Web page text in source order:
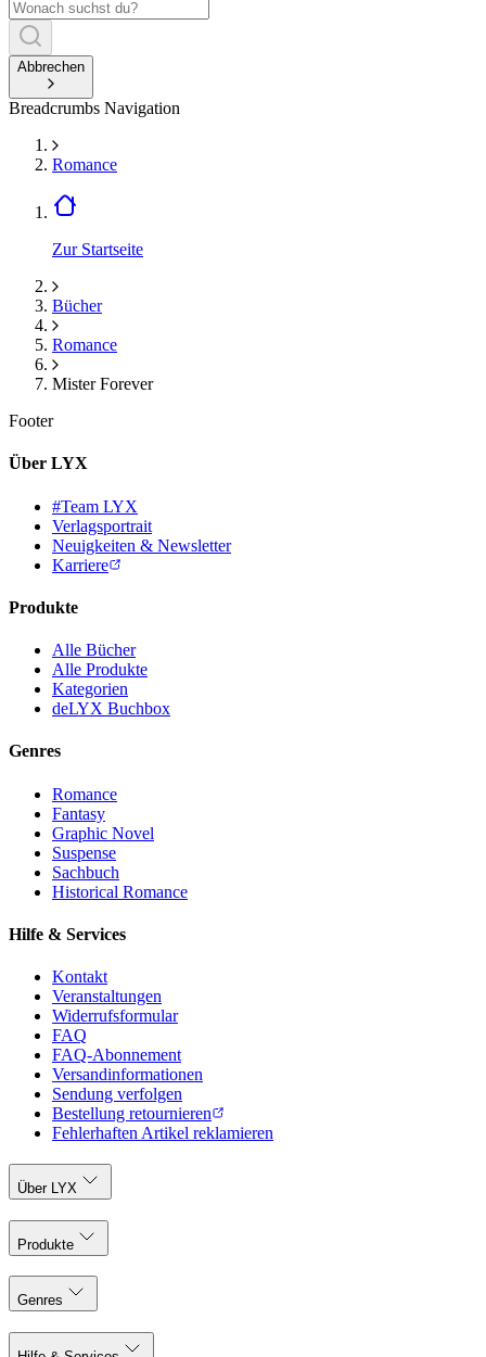
Abbrechen
Breadcrumbs Navigation
Romance
Zur Startseite
Bücher
Romance
Mister Forever
Footer
Über LYX
#Team LYX
Verlagsportrait
Neuigkeiten & Newsletter
Karriere
Produkte
Alle Bücher
Alle Produkte
Kategorien
deLYX Buchbox
Genres
Romance
Fantasy
Graphic Novel
Suspense
Sachbuch
Historical Romance
Hilfe & Services
Kontakt
Veranstaltungen
Widerrufsformular
FAQ
FAQ-Abonnement
Versandinformationen
Sendung verfolgen
Bestellung retournieren
Fehlerhaften Artikel reklamieren
Über LYX
Produkte
Genres